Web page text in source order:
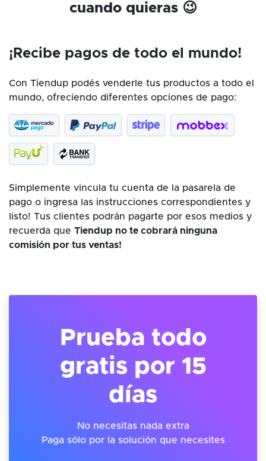
cuando quieras 😉
¡Recibe pagos de todo el mundo!
Con Tiendup podés venderle tus productos a todo el
mundo, ofreciendo diferentes opciones de pago:
Simplemente vincula tu cuenta de la pasarela de
pago o ingresa las instrucciones correspondientes y
listo! Tus clientes podrán pagarte por esos medios y
recuerda que Tiendup no te cobrará ninguna
comisión por tus ventas!
Prueba todo
gratis por 15
días
No necesitas nada extra
Paga sólo por la solución que necesites